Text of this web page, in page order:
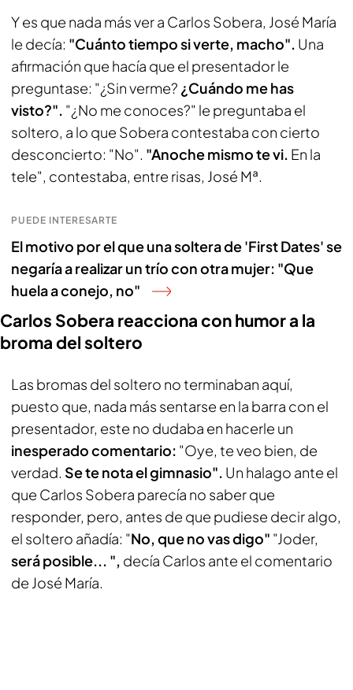
Y es que nada más ver a Carlos Sobera, José María
le decía: "Cuánto tiempo si verte, macho". Una
afirmación que hacía que el presentador le
preguntase: "¿Sin verme? ¿Cuándo me has
visto?". "¿No me conoces?" le preguntaba el
soltero, a lo que Sobera contestaba con cierto
desconcierto: "No". "Anoche mismo te vi. En la
tele", contestaba, entre risas, José Mª.
PUEDE INTERESARTE
El motivo por el que una soltera de 'First Dates' se
negaría a realizar un trío con otra mujer: "Que
huela a conejo, no"
Carlos Sobera reacciona con humor a la
broma del soltero
Las bromas del soltero no terminaban aquí,
puesto que, nada más sentarse en la barra con el
presentador, este no dudaba en hacerle un
inesperado comentario: "Oye, te veo bien, de
verdad. Se te nota el gimnasio". Un halago ante el
que Carlos Sobera parecía no saber que
responder, pero, antes de que pudiese decir algo,
el soltero añadía: "No, que no vas digo" "Joder,
será posible... ", decía Carlos ante el comentario
de José María.